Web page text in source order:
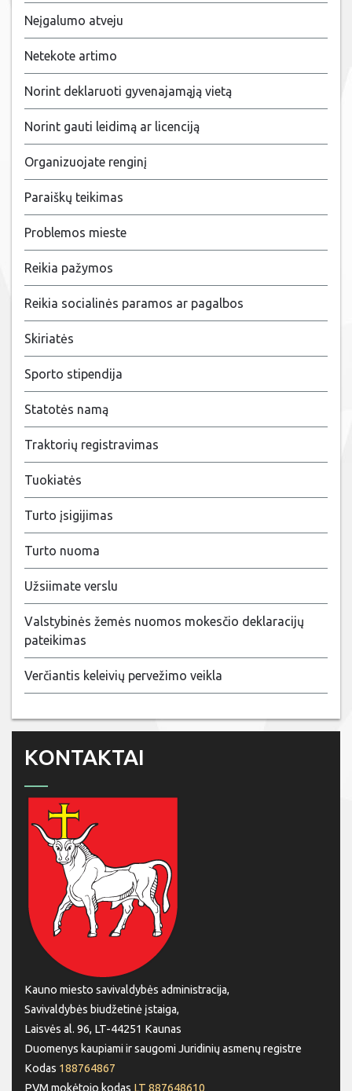
Neįgalumo atveju
Netekote artimo
Norint deklaruoti gyvenajamąją vietą
Norint gauti leidimą ar licenciją
Organizuojate renginį
Paraiškų teikimas
Problemos mieste
Reikia pažymos
Reikia socialinės paramos ar pagalbos
Skiriatės
Sporto stipendija
Statotės namą
Traktorių registravimas
Tuokiatės
Turto įsigijimas
Turto nuoma
Užsiimate verslu
Valstybinės žemės nuomos mokesčio deklaracijų
pateikimas
Verčiantis keleivių pervežimo veikla
KONTAKTAI
Kauno miesto savivaldybės administracija,
Savivaldybės biudžetinė įstaiga,
Laisvės al. 96, LT-44251 Kaunas
Duomenys kaupiami ir saugomi Juridinių asmenų registre
Kodas 188764867
PVM mokėtojo kodas LT 887648610